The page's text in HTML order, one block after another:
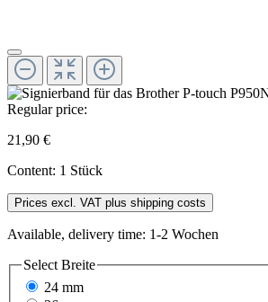
Regular price:
21,90 €
Content: 1 Stück
Prices excl. VAT plus shipping costs
Available, delivery time: 1-2 Wochen
Select Breite
24 mm